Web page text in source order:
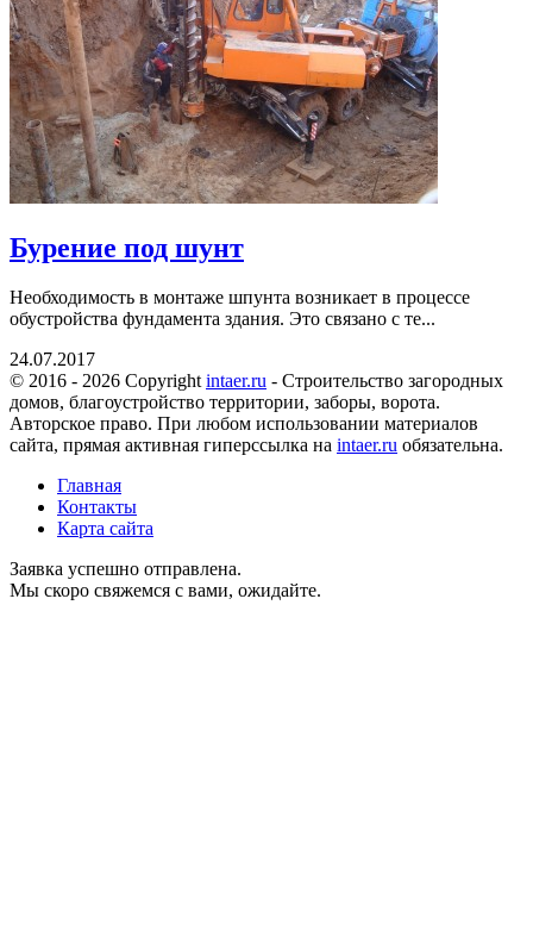
Бурение под шунт
Необходимость в монтаже шпунта возникает в процессе
обустройства фундамента здания. Это связано с те...
24.07.2017
© 2016 - 2026 Copyrightintaer.ru - Cтроительство загородных
домов, благоустройство территории, заборы, ворота.
Авторское право. При любом использовании материалов
сайта, прямая активная гиперссылка на intaer.ru обязательна.
Главная
Контакты
Карта сайта
Заявка успешно отправлена.
Мы скоро свяжемся с вами, ожидайте.